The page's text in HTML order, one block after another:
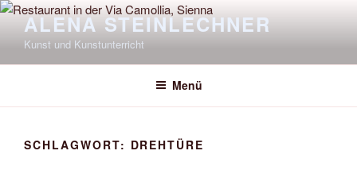
Zum
Inhalt
springen
ALENA STEINLECHNER
Kunst und Kunstunterricht
Menü
SCHLAGWORT: DREHTÜRE